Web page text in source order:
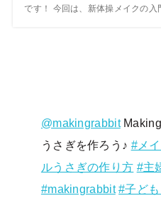
です！ 今回は、新体操メイクの入
@makingrabbit
うさぎを作ろう♪ #メ
ルうさぎの作り方 #主
#makingrabbit #子ど